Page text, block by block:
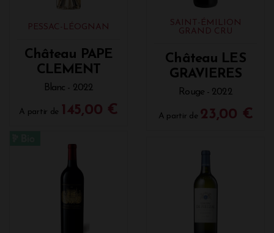
PESSAC-LÉOGNAN
Château PAPE
CLEMENT
Blanc - 2022
A partir de 145,00 €
SAINT-ÉMILION
GRAND CRU
Château LES
GRAVIERES
Rouge - 2022
A partir de 23,00 €